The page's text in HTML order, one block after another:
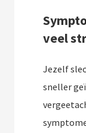
veel
Jezelf
sneller